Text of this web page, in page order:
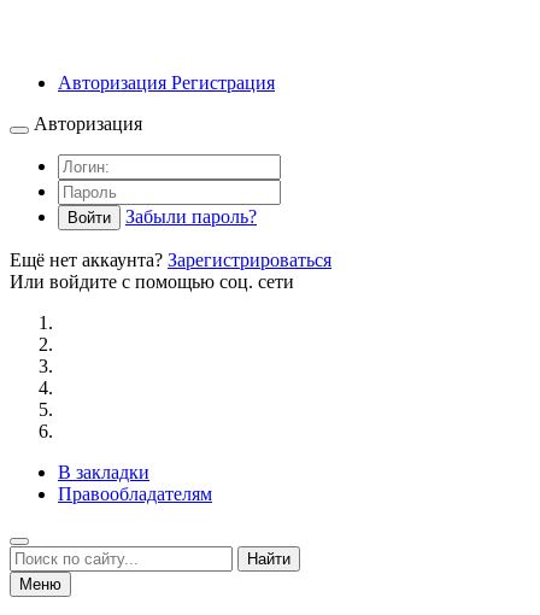
Авторизация Регистрация
Авторизация
Войти Забыли пароль?
Ещё нет аккаунта? Зарегистрироваться
Или войдите с помощью соц. сети
В закладки
Правообладателям
Найти
Меню